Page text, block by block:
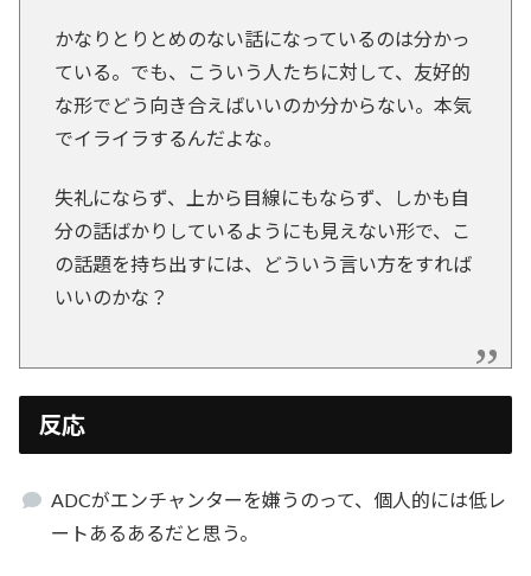
かなりとりとめのない話になっているのは分かっ
ている。でも、こういう人たちに対して、友好的
な形でどう向き合えばいいのか分からない。本気
でイライラするんだよな。
失礼にならず、上から目線にもならず、しかも自
分の話ばかりしているようにも見えない形で、こ
の話題を持ち出すには、どういう言い方をすれば
いいのかな？
反応
ADCがエンチャンターを嫌うのって、個人的には低レ
ートあるあるだと思う。